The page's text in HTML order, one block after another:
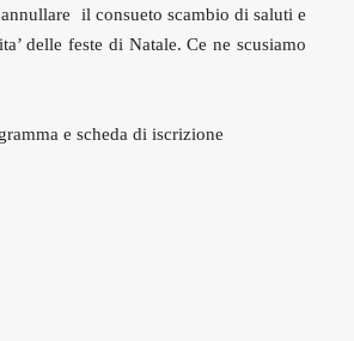
il consueto scambio di saluti e
delle feste di Natale. Ce ne scusiamo
e scheda di iscrizione